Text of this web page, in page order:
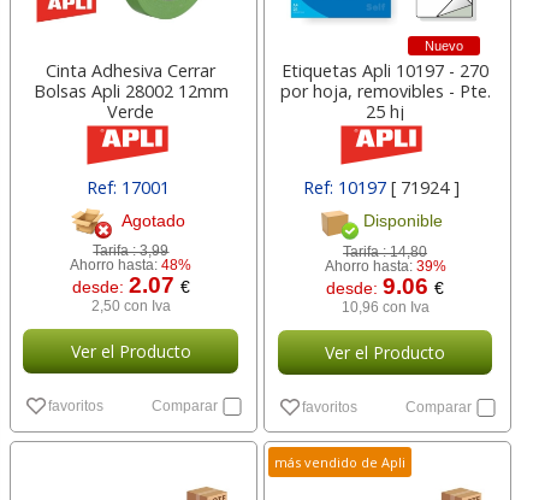
Cinta Adhesiva Cerrar
Bolsas Apli 28002 12mm
Verde
Ref: 17001
Agotado
Tarifa :3,99
Ahorro hasta:48%
desde: 2.07 €
2,50 con Iva
Ver el Producto
favoritos Comparar
Nuevo
Etiquetas Apli 10197 - 270
por hoja, removibles - Pte.
25 hj
Ref: 10197[ 71924 ]
Disponible
Tarifa :14,80
Ahorro hasta: 39%
desde:9.06€
10,96 con Iva
Ver el Producto
favoritos Comparar
más vendido de Apli